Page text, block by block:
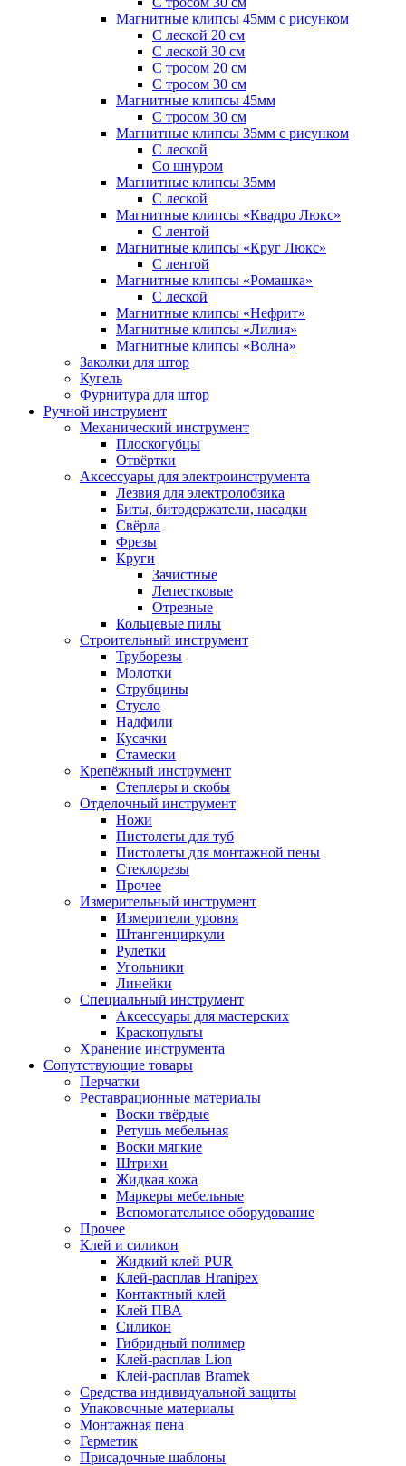
Магнитные клипсы 45мм с рисунком
С леской 20 см
С леской 30 см
С тросом 20 см
С тросом 30 см
Магнитные клипсы 45мм
С тросом 30 см
Магнитные клипсы 35мм с рисунком
С леской
Со шнуром
Магнитные клипсы 35мм
С леской
Магнитные клипсы «Квадро Люкс»
С лентой
Магнитные клипсы «Круг Люкс»
С лентой
Магнитные клипсы «Ромашка»
С леской
Магнитные клипсы «Нефрит»
Магнитные клипсы «Лилия»
Магнитные клипсы «Волна»
Заколки для штор
Кугель
Фурнитура для штор
Ручной инструмент
Механический инструмент
Плоскогубцы
Отвёртки
Аксессуары для электроинструмента
Лезвия для электролобзика
Биты, битодержатели, насадки
Свёрла
Фрезы
Круги
Зачистные
Лепестковые
Отрезные
Кольцевые пилы
Строительный инструмент
Труборезы
Молотки
Струбцины
Стусло
Надфили
Кусачки
Стамески
Крепёжный инструмент
Степлеры и скобы
Отделочный инструмент
Ножи
Пистолеты для туб
Пистолеты для монтажной пены
Стеклорезы
Прочее
Измерительный инструмент
Измерители уровня
Штангенциркули
Рулетки
Угольники
Линейки
Специальный инструмент
Аксессуары для мастерских
Краскопульты
Хранение инструмента
Сопутствующие товары
Перчатки
Реставрационные материалы
Воски твёрдые
Ретушь мебельная
Воски мягкие
Штрихи
Жидкая кожа
Маркеры мебельные
Вспомогательное оборудование
Прочее
Клей и силикон
Жидкий клей PUR
Клей-расплав Hranipex
Контактный клей
Клей ПВА
Силикон
Гибридный полимер
Клей-расплав Lion
Клей-расплав Bramek
Средства индивидуальной защиты
Упаковочные материалы
Монтажная пена
Герметик
Присадочные шаблоны